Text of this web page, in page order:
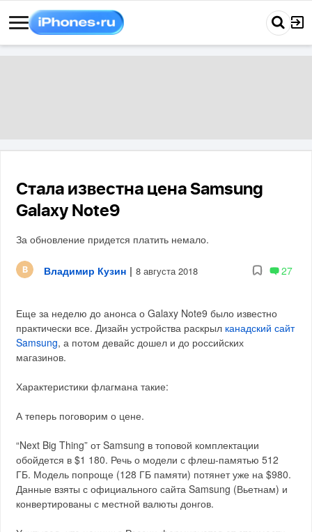
Стала известна цена Samsung
Galaxy Note9
За обновление придется платить немало.
Владимир Кузин | 8 августа 2018 27
Еще за неделю до анонса о Galaxy Note9 было известно
практически все. Дизайн устройства раскрыл канадский сайт
Samsung, а потом девайс дошел и до российских
магазинов.
Характеристики флагмана такие:
А теперь поговорим о цене.
“Next Big Thing” от Samsung в топовой комплектации
обойдется в $1 180. Речь о модели с флеш-памятью 512
ГБ. Модель попроще (128 ГБ памяти) потянет уже на $980.
Данные взяты с официального сайта Samsung (Вьетнам) и
конвертированы с местной валюты донгов.